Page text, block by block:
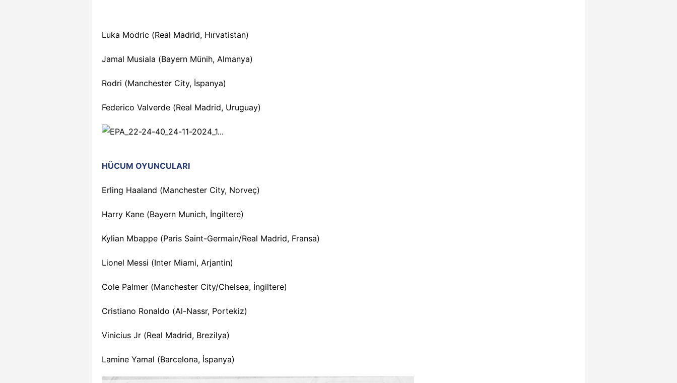
Luka Modric (Real Madrid, Hırvatistan)
Jamal Musiala (Bayern Münih, Almanya)
Rodri (Manchester City, İspanya)
Federico Valverde (Real Madrid, Uruguay)
HÜCUM OYUNCULARI
Erling Haaland (Manchester City, Norveç)
Harry Kane (Bayern Munich, İngiltere)
Kylian Mbappe (Paris Saint-Germain/Real Madrid, Fransa)
Lionel Messi (Inter Miami, Arjantin)
Cole Palmer (Manchester City/Chelsea, İngiltere)
Cristiano Ronaldo (Al-Nassr, Portekiz)
Vinicius Jr (Real Madrid, Brezilya)
Lamine Yamal (Barcelona, İspanya)